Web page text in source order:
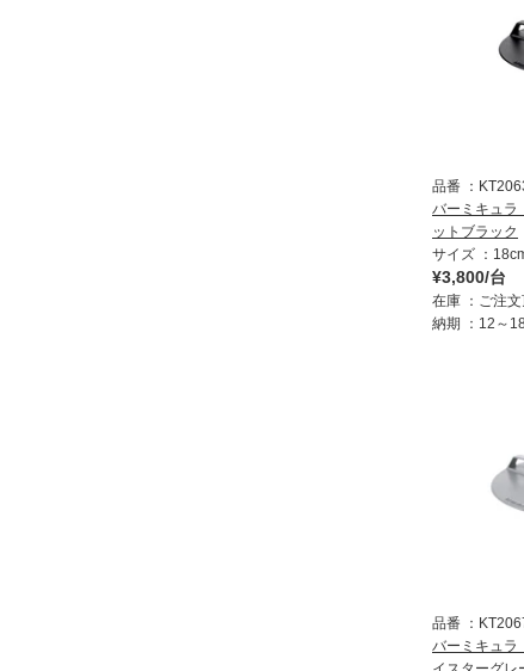
品番
バーミキュラ
ットブラック
サイズ
¥3,800/台
在庫
ご注文
納期
12～
品番
バーミキュラ